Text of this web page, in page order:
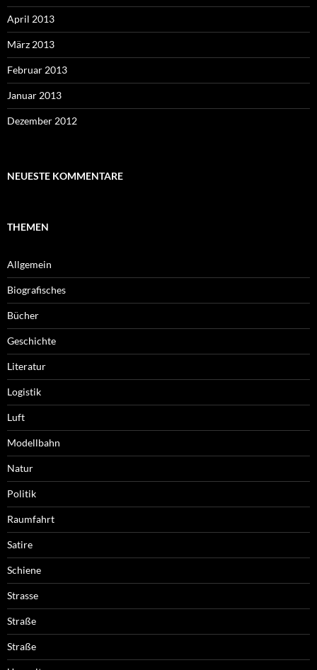
April 2013
März 2013
Februar 2013
Januar 2013
Dezember 2012
NEUESTE KOMMENTARE
THEMEN
Allgemein
Biografisches
Bücher
Geschichte
Literatur
Logistik
Luft
Modellbahn
Natur
Politik
Raumfahrt
Satire
Schiene
Strasse
Straße
Straße